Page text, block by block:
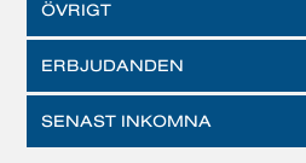
ÖVRIGT
ERBJUDANDEN
SENAST INKOMNA